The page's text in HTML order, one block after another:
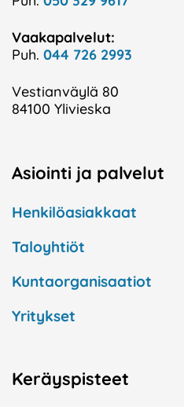
Vaakapalvelut:
Puh. 044 726 2993
Vestianväylä 80
84100 Ylivieska
Asiointi ja palvelut
Henkilöasiakkaat
Taloyhtiöt
Kuntaorganisaatiot
Yritykset
Keräyspisteet